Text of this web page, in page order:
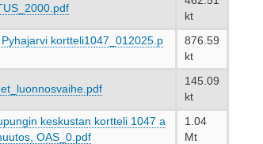
kt
kortteli1047_012025.p
876.59
kt
145.09
kt
keskustan kortteli 1047 a
OAS_0.pdf
1.04
Mt